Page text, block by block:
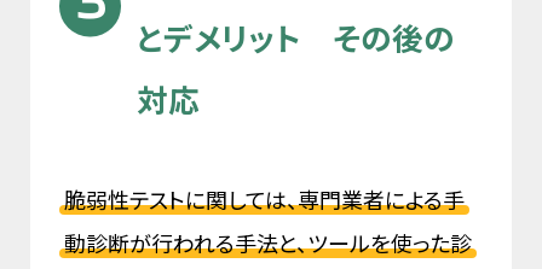
とデメリット その後の
対応
脆弱性テストに関しては、専門業者による手
動診断が行われる手法と、ツールを使った診